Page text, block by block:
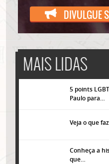
DIVULGUE
MAIS LIDAS
5 points
Paulo para…
Veja o que
Conheça a
que…